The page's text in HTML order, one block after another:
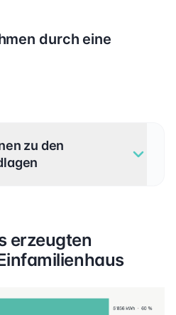
durch eine
zu den
erzeugten